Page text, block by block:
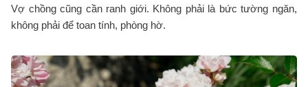
Vợ chồng cũng cần ranh giới. Không phải là bức tường ngăn,
không phải để toan tính, phòng hờ.